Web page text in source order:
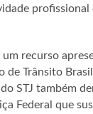
profissional
recurso
de Trânsito
STJ também
Federal que